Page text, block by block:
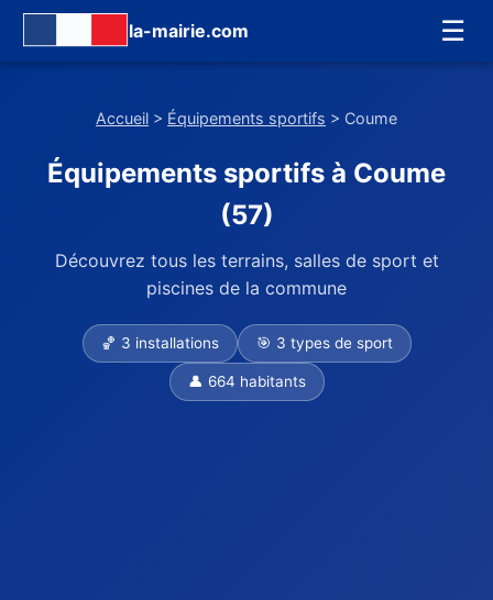
la-mairie.com ☰
Accueil > Équipements sportifs > Coume
Équipements sportifs à Coume
(57)
Découvrez tous les terrains, salles de sport et
piscines de la commune
🏀 3 installations 🎯 3 types de sport
👤 664 habitants